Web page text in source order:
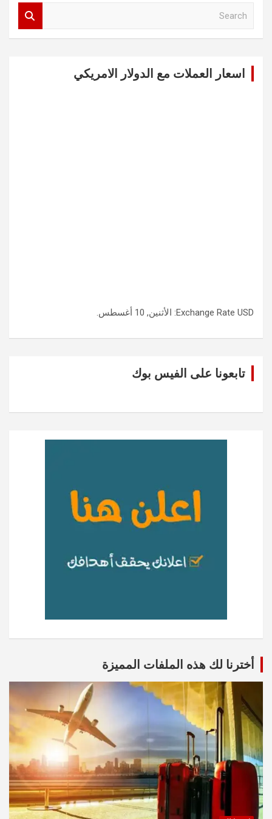
اسعار العملات مع الدولار الامريكي
Exchange Rate USD : الأثنين, 10 أغسطس.
تابعونا على الفيس بوك
أخترنا لك هذه الملفات المميزة